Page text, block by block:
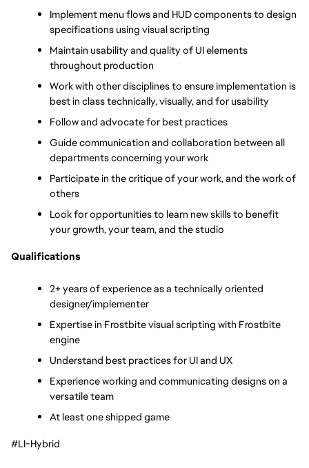
Implement menu flows and HUD components to design
specifications using visual scripting
Maintain usability and quality of UI elements
throughout production
Work with other disciplines to ensure implementation is
best in class technically, visually, and for usability
Follow and advocate for best practices
Guide communication and collaboration between all
departments concerning your work
Participate in the critique of your work, and the work of
others
Look for opportunities to learn new skills to benefit
your growth, your team, and the studio
Qualifications
2+ years of experience as a technically oriented
designer/implementer
Expertise in Frostbite visual scripting with Frostbite
engine
Understand best practices for UI and UX
Experience working and communicating designs on a
versatile team
At least one shipped game
#LI-Hybrid